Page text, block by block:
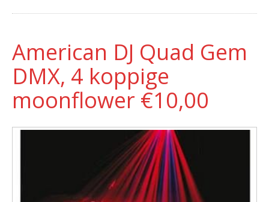
American DJ Quad Gem
DMX, 4 koppige
moonflower €10,00